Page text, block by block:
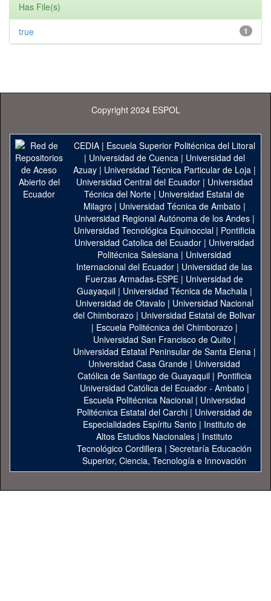
Has File(s)
1
true
Copyright 2024 ESPOL
CEDIA| Escuela Superior Politécnica del Litoral
| Universidad de Cuenca| Universidad del
Azuay| Universidad Técnica Particular de Loja|
Universidad Central del Ecuador| Universidad
Técnica del Norte | Universidad Estatal de
Milagro | Universidad Técnica de Ambato |
Universidad Regional Autónoma de los Andes|
Universidad Tecnológica Equinoccial| Pontificia
Universidad Catolica del Ecuador | Universidad
Politécnica Salesiana | Universidad
Internacional del Ecuador | Universidad de las
Fuerzas Armadas-ESPE | Universidad de
Guayaquil| Universidad Técnica de Machala|
Universidad de Otavalo | Universidad Nacional
del Chimborazo | Universidad Estatal de Bolivar
| Escuela Politécnica del Chimborazo |
Universidad San Francisco de Quito |
Universidad Estatal Peninsular de Santa Elena|
Universidad Casa Grande | Universidad
Católica de Santiago de Guayaquil| Pontificia
Universidad Católica del Ecuador - Ambato |
Escuela Politécnica Nacional| Universidad
Politécnica Estatal del Carchi| Universidad de
Especialidades Espíritu Santo | Instituto de
Altos Estudios Nacionales | Instituto
Tecnológico Cordillera | Secretaría Educación
Superior, Ciencia, Tecnología e Innovación